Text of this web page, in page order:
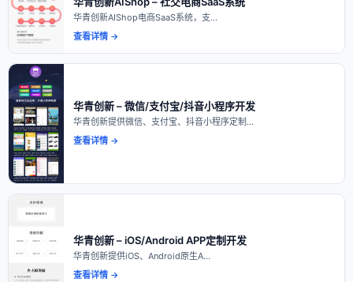
华青创新AIShop电商SaaS系统，支…
查看详情 →
华青创新 – 微信/支付宝/抖音小程序开发
华青创新提供微信、支付宝、抖音小程序定制…
查看详情 →
华青创新 – iOS/Android APP定制开发
华青创新提供iOS、Android原生A…
查看详情 →